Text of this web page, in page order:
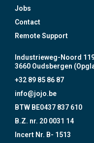
Jobs
Contact
Remote Support
Industrieweg-Noord
3660 Oudsbergen
+32 89 85 86 87
info@jojo.be
BTW BE0437 837 610
B.Z. nr. 20 0031 14
Incert Nr. B- 1513